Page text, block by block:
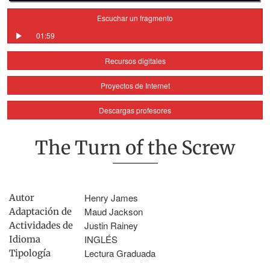
Escuchar un fragmento
01:59
Recursos digitales
Proyectos de Internet
Descargas profesores
The Turn of the Screw
Autor Henry James
Adaptación de Maud Jackson
Actividades de Justin Rainey
Idioma INGLÉS
Tipología Lectura Graduada